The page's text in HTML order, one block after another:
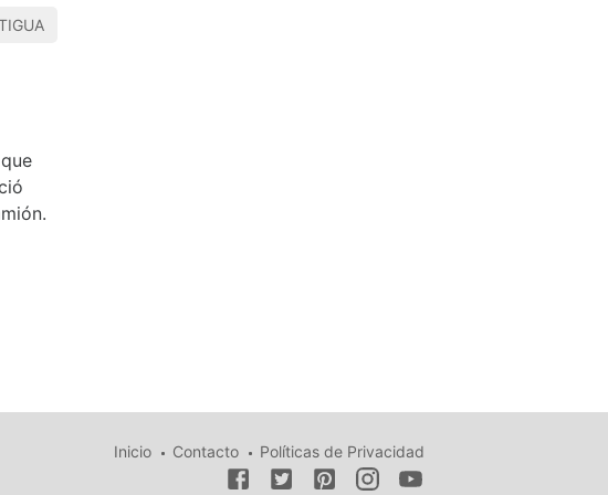
Inicio Contacto Políticas de Privacidad